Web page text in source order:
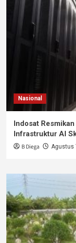
Nasional
Indosat
Infrastruktur AI
B Diega Agustus